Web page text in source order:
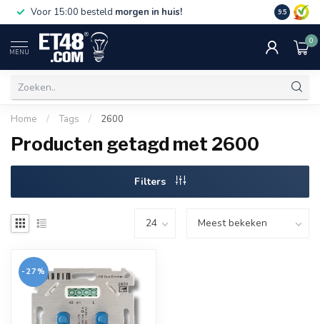
Voor 15:00 besteld morgen in huis! Gratis
€75,-.
9.5
MENU
0
Home / Tags / 2600
Producten getagd met 2600
Filters
-27%